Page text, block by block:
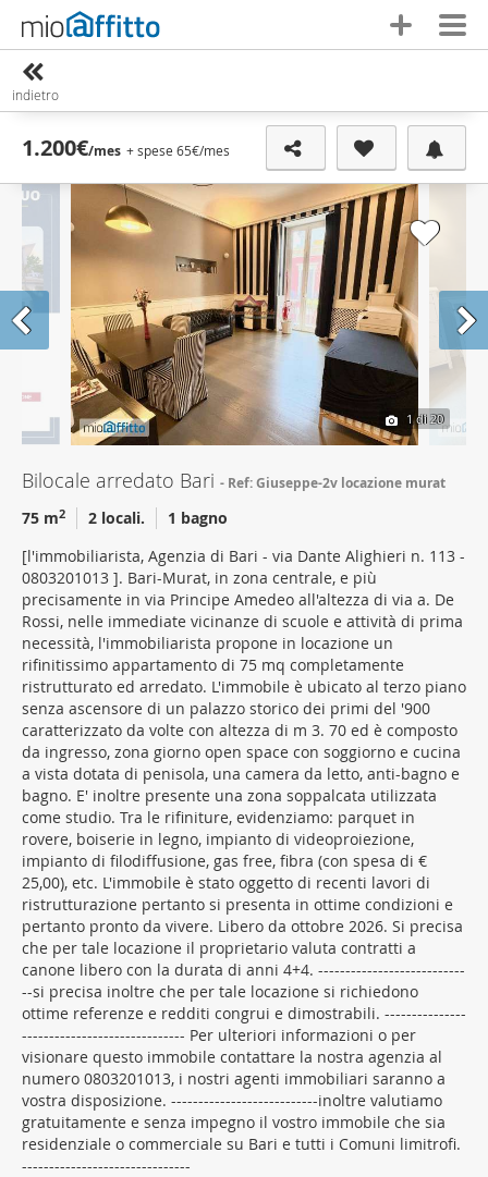
indietro
1.200€/mes + spese 65€/mes
1di 20
Bilocale arredato Bari Ref: Giuseppe-2v locazione murat
75 m2 2 locali.
1 bagno
[l'immobiliarista, Agenzia di Bari - via Dante Alighieri n. 113 -
0803201013 ]. Bari-Murat, in zona centrale, e più
precisamente in via Principe Amedeo all'altezza di via a. De
Rossi, nelle immediate vicinanze di scuole e attività di prima
necessità, l'immobiliarista propone in locazione un
rifinitissimo appartamento di 75 mq completamente
ristrutturato ed arredato. L'immobile è ubicato al terzo piano
senza ascensore di un palazzo storico dei primi del '900
caratterizzato da volte con altezza di m 3. 70 ed è composto
da ingresso, zona giorno open space con soggiorno e cucina
a vista dotata di penisola, una camera da letto, anti-bagno e
bagno. E' inoltre presente una zona soppalcata utilizzata
come studio. Tra le rifiniture, evidenziamo: parquet in
rovere, boiserie in legno, impianto di videoproiezione,
impianto di filodiffusione, gas free, fibra (con spesa di €
25,00), etc. L'immobile è stato oggetto di recenti lavori di
ristrutturazione pertanto si presenta in ottime condizioni e
pertanto pronto da vivere. Libero da ottobre 2026. Si precisa
che per tale locazione il proprietario valuta contratti a
canone libero con la durata di anni 4+4. ---------------------------
--si precisa inoltre che per tale locazione si richiedono
ottime referenze e redditi congrui e dimostrabili. ---------------
------------------------------ Per ulteriori informazioni o per
visionare questo immobile contattare la nostra agenzia al
numero 0803201013, i nostri agenti immobiliari saranno a
vostra disposizione. ---------------------------inoltre valutiamo
gratuitamente e senza impegno il vostro immobile che sia
residenziale o commerciale su Bari e tutti i Comuni limitrofi.
-------------------------------